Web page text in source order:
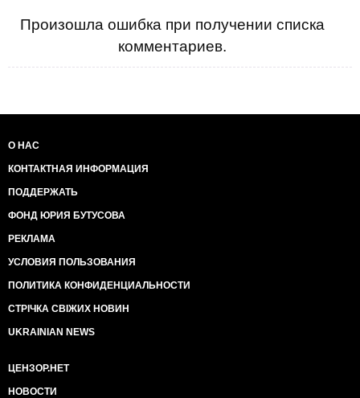
Произошла ошибка при получении списка
комментариев.
О НАС
КОНТАКТНАЯ ИНФОРМАЦИЯ
ПОДДЕРЖАТЬ
ФОНД ЮРИЯ БУТУСОВА
РЕКЛАМА
УСЛОВИЯ ПОЛЬЗОВАНИЯ
ПОЛИТИКА КОНФИДЕНЦИАЛЬНОСТИ
СТРІЧКА СВІЖИХ НОВИН
UKRAINIAN NEWS
ЦЕНЗОР.НЕТ
НОВОСТИ